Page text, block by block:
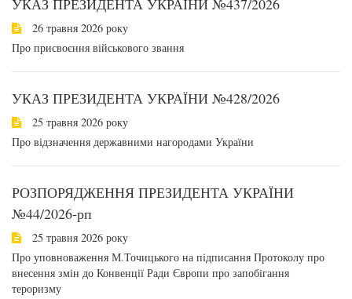
УКАЗ ПРЕЗИДЕНТА УКРАЇНИ №437/2026
26 травня 2026 року
Про присвоєння військового звання
УКАЗ ПРЕЗИДЕНТА УКРАЇНИ №428/2026
25 травня 2026 року
Про відзначення державними нагородами України
РОЗПОРЯДЖЕННЯ ПРЕЗИДЕНТА УКРАЇНИ
№44/2026-рп
25 травня 2026 року
Про уповноваження М.Точицького на підписання Протоколу про
внесення змін до Конвенції Ради Європи про запобігання
тероризму